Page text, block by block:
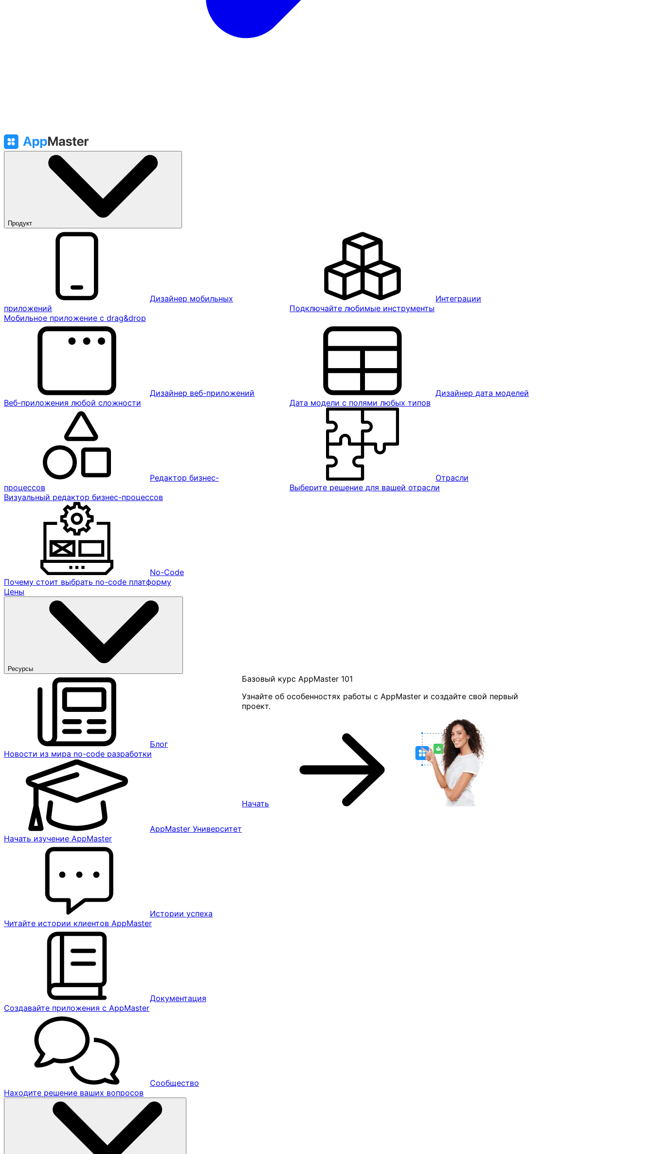
Продукт
Дизайнер мобильных
приложений
Мобильное приложение с drag&drop
Интеграции
Подключайте любимые инструменты
Дизайнер веб-приложений
Веб-приложения любой сложности
Дизайнер дата моделей
Дата модели с полями любых типов
Редактор бизнес-
процессов
Визуальный редактор бизнес-процессов
Отрасли
Выберите решение для вашей отрасли
No-Code
Почему стоит выбрать no-code платформу
Цены
Ресурсы
Блог
Новости из мира no-code разработки
AppMaster Университет
Начать изучение AppMaster
Истории успеха
Читайте истории клиентов AppMaster
Документация
Создавайте приложения с AppMaster
Сообщество
Находите решение ваших вопросов
Базовый курс AppMaster 101
Узнайте об особенностях работы с AppMaster и создайте свой первый
проект.
Начать